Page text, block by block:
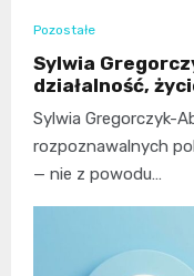
Pozostałe
Sylwia
działalność,
Sylwia Gregorczyk-
rozpoznawalnych
— nie z powodu…